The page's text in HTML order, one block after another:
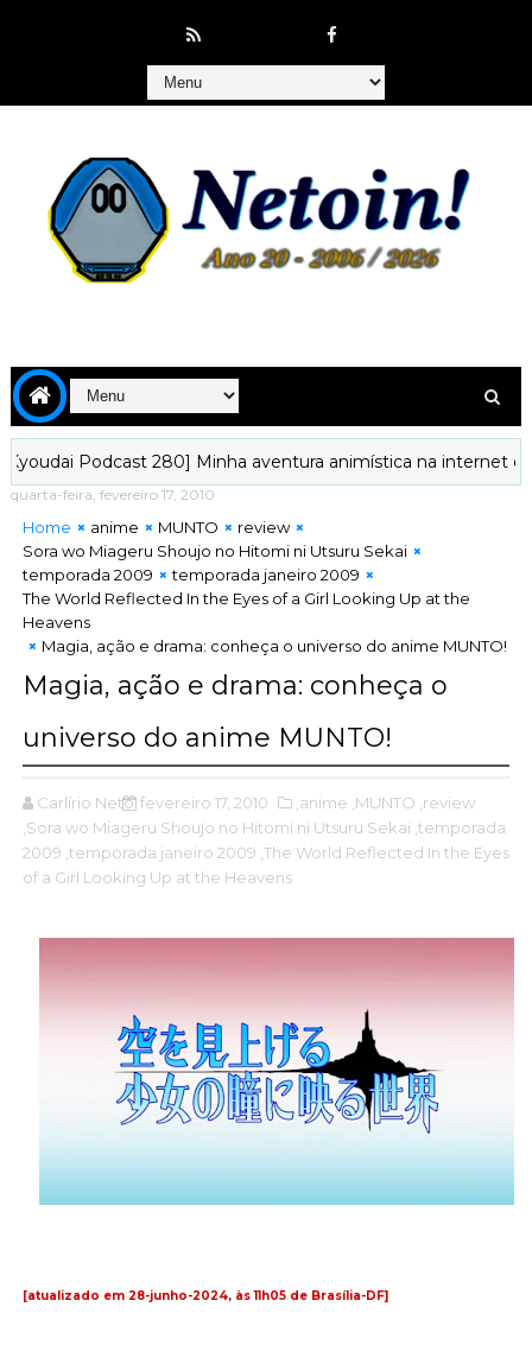
Podcast 280] Minha aventura animística na internet começou
quarta-feira, fevereiro 17, 2010
Home anime MUNTO
review
Sora wo Miageru Shoujo no Hitomi ni Utsuru Sekai
temporada 2009
temporada janeiro 2009
The World Reflected In the Eyes of a Girl Looking Up at the
Heavens
Magia, ação e drama: conheça o universo do anime MUNTO!
Magia, ação e drama: conheça o
universo do anime MUNTO!
Carlírio Neto fevereiro 17, 2010 ,anime ,MUNTO ,review
,Sora wo Miageru Shoujo no Hitomi ni Utsuru Sekai ,temporada
2009 ,temporada janeiro 2009 ,The World Reflected In the Eyes
of a Girl Looking Up at the Heavens
[atualizado em 28-junho-2024, às 11h05 de Brasília-DF]